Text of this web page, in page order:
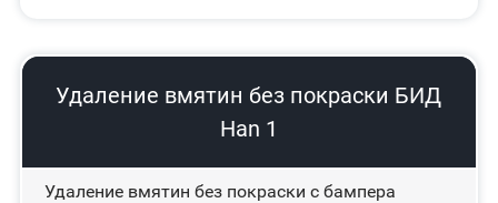
Удаление вмятин без покраски БИД
Han 1
Удаление вмятин без покраски с бампера